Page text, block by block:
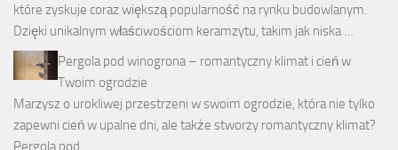
które zyskuje coraz większą popularność na rynku budowlanym.
Dzięki unikalnym właściwościom keramzytu, takim jak niska …
Pergola pod winogrona – romantyczny klimat i cień w
Twoim ogrodzie
Marzysz o urokliwej przestrzeni w swoim ogrodzie, która nie tylko
zapewni cień w upalne dni, ale także stworzy romantyczny klimat?
Pergola pod …